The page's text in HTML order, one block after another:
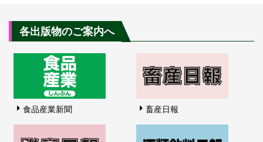
各出版物のご案内へ
食品産業新聞 畜産日報